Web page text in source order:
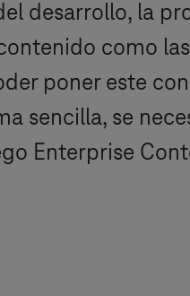
desarrollo, la
como
poner este
sencilla, se
Enterprise